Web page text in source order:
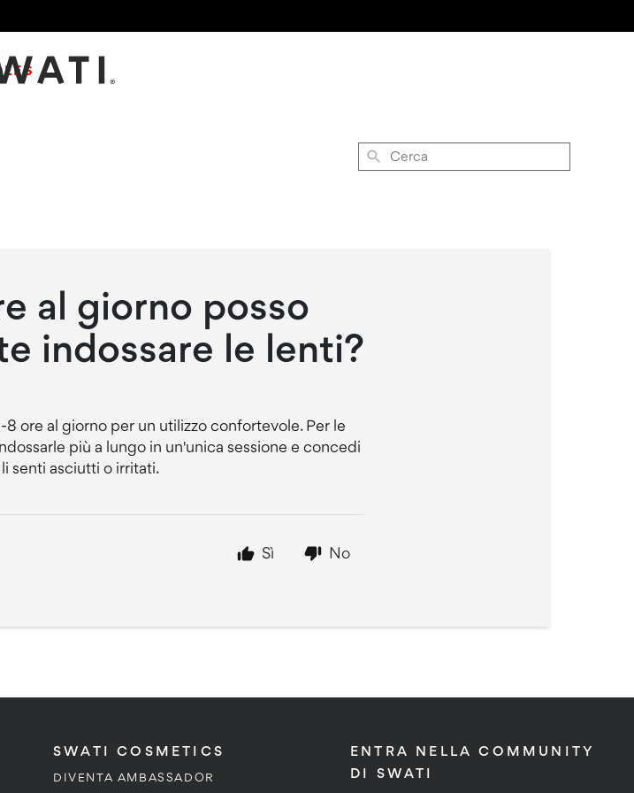
Cerca
al giorno posso
indossare le lenti?
ore al giorno per un utilizzo confortevole. Per le
più a lungo in un'unica sessione e concedi
senti asciutti o irritati.
Sì No
SWATI COSMETICS
DIVENTA AMBASSADOR
ENTRA NELLA COMMUNITY
DI SWATI